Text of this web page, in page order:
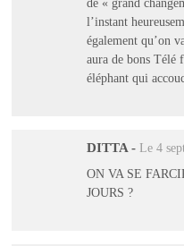
de « grand
l’instant
également qu’on
aura de bons Télé
éléphant qui
DITTA - Le 4
ON VA SE
JOURS ?